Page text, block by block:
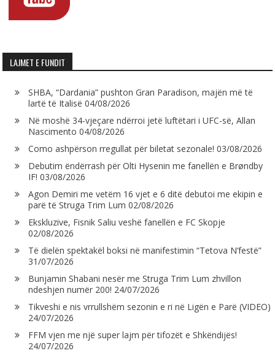
LAJMET E FUNDIT
SHBA, “Dardania” pushton Gran Paradison, majën më të
lartë të Italisë 04/08/2026
Në moshë 34-vjeçare ndërroi jetë luftëtari i UFC-së, Allan
Nascimento 04/08/2026
Como ashpërson rregullat për biletat sezonale! 03/08/2026
Debutim ëndërrash për Olti Hysenin me fanellën e Brøndby
IF! 03/08/2026
Agon Demiri me vetëm 16 vjet e 6 ditë debutoi me ekipin e
parë të Struga Trim Lum 02/08/2026
Ekskluzive, Fisnik Saliu veshë fanellën e FC Skopje
02/08/2026
Të dielën spektakël boksi në manifestimin “Tetova N’festë”
31/07/2026
Bunjamin Shabani nesër me Struga Trim Lum zhvillon
ndeshjen numër 200! 24/07/2026
Tikveshi e nis vrrullshëm sezonin e ri në Ligën e Parë (VIDEO)
24/07/2026
FFM vjen me një super lajm për tifozët e Shkëndijës!
24/07/2026